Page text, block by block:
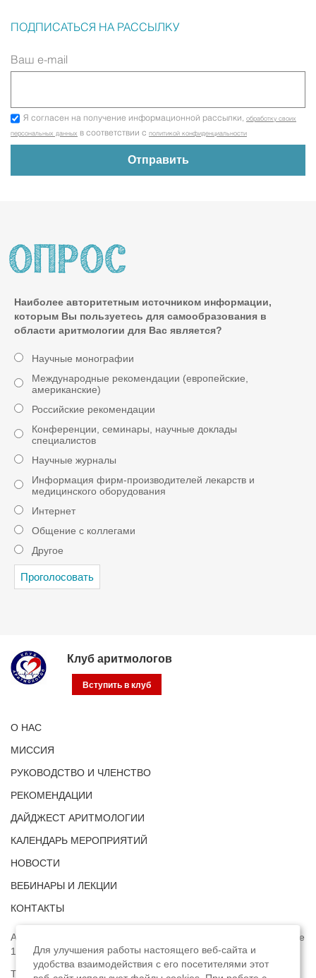
ПОДПИСАТЬСЯ НА РАССЫЛКУ
Ваш e-mail
Я согласен на получение информационной рассылки, обработку своих
персональных данных в соответствии с политикой конфиденциальности
Наиболее авторитетным источником информации,
которым Вы пользуетесь для самообразования в
области аритмологии для Вас является?
Научные монографии
Международные рекомендации (европейские,
американские)
Российские рекомендации
Конференции, семинары, научные доклады
специалистов
Научные журналы
Информация фирм-производителей лекарств и
медицинского оборудования
Интернет
Общение с коллегами
Другое
Клуб аритмологов
Вступить в клуб
О НАС
МИССИЯ
РУКОВОДСТВО И ЧЛЕНСТВО
РЕКОМЕНДАЦИИ
ДАЙДЖЕСТ АРИТМОЛОГИИ
КАЛЕНДАРЬ МЕРОПРИЯТИЙ
НОВОСТИ
ВЕБИНАРЫ И ЛЕКЦИИ
КОНТАКТЫ
Адрес: г. Москва, ул. Профсоюзная, д. 93А, этаж 4, помещение
1, комната 32.
Телефон:
8 (8422) 33-15-88
Для улучшения работы настоящего веб-сайта и
удобства взаимодействия с его посетителями этот